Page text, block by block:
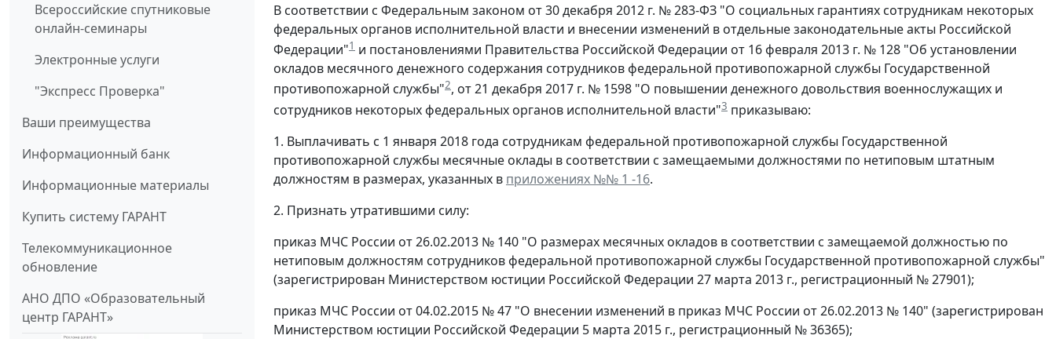
Всероссийские спутниковые
онлайн-семинары
Электронные услуги
"Экспресс Проверка"
Ваши преимущества
Информационный банк
Информационные материалы
Купить систему ГАРАНТ
Телекоммуникационное
обновление
АНО ДПО «Образовательный
центр ГАРАНТ»
В соответствии с Федеральным законом от 30 декабря 2012 г. № 283-ФЗ "О социальных гарантиях сотрудникам некоторых
федеральных органов исполнительной власти и внесении изменений в отдельные законодательные акты Российской
Федерации"1 и постановлениями Правительства Российской Федерации от 16 февраля 2013 г. № 128 "Об установлении
окладов месячного денежного содержания сотрудников федеральной противопожарной службы Государственной
противопожарной службы"2, от 21 декабря 2017 г. № 1598 "О повышении денежного довольствия военнослужащих и
сотрудников некоторых федеральных органов исполнительной власти"3 приказываю:
1. Выплачивать с 1 января 2018 года сотрудникам федеральной противопожарной службы Государственной
противопожарной службы месячные оклады в соответствии с замещаемыми должностями по нетиповым штатным
должностям в размерах, указанных в приложениях №№ 1 -16.
2. Признать утратившими силу:
приказ МЧС России от 26.02.2013 № 140 "О размерах месячных окладов в соответствии с замещаемой должностью по
нетиповым должностям сотрудников федеральной противопожарной службы Государственной противопожарной службы"
(зарегистрирован Министерством юстиции Российской Федерации 27 марта 2013 г., регистрационный № 27901);
приказ МЧС России от 04.02.2015 № 47 "О внесении изменений в приказ МЧС России от 26.02.2013 № 140" (зарегистрирован
Министерством юстиции Российской Федерации 5 марта 2015 г., регистрационный № 36365);